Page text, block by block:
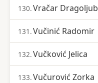
130.Vračar Dragoljub
131.Vučinić Radomir
132.Vučković Jelica
133.Vučurović Zorka